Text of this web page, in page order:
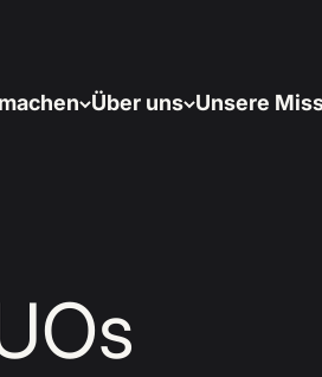
Über uns Unsere